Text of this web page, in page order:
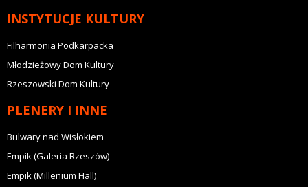
INSTYTUCJE KULTURY
Filharmonia Podkarpacka
Młodzieżowy Dom Kultury
Rzeszowski Dom Kultury
PLENERY I INNE
Bulwary nad Wisłokiem
Empik (Galeria Rzeszów)
Empik (Millenium Hall)